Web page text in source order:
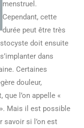
menstruel.
Cependant, cette
durée peut être très
doit ensuite
dans
Certaines
douleur,
que l’on appelle «
Mais il est possible
savoir si l’on est